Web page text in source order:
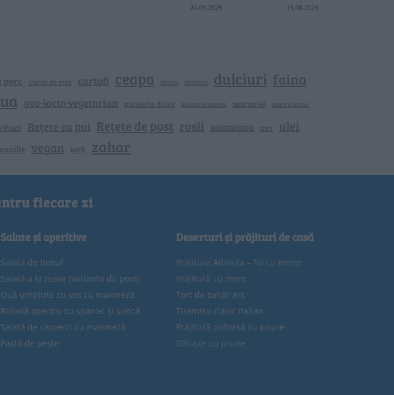
24.09.2025 13.08.2025
porc carne de vita cartofi ceapa desert dovlecei dulciuri faina
ovo-lacto-vegetarian patiserie dulce patiserie sarata patrunjel pentru iarna
Pasti Rețete cu pui Rețete de post rosii smantana tort ulei
vanilie vegan web zahar
fiecare zi
Salate și aperitive
Salată de boeuf
Salată a la russe (varianta de post)
Ouă umplute cu sos cu maioneză
Ruladă aperitiv cu spanac și șuncă
Salată de ciuperci cu maioneză
Pastă de pește
Deserturi și prăjituri de casă
Prăjitura Albinița – foi cu miere
Prăjitură cu mere
Tort de zahăr ars
Tiramisu clasic italian
Prăjitură pufoasă cu prune
Găluște cu prune